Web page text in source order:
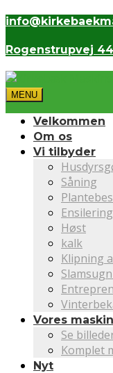
Rogenstrupvej
MENU
Velkommen
Om os
Vi tilbyder
Såning
Ensilering
Høst
kalk
Klipning
Vores
Se
Komplet
Nyt